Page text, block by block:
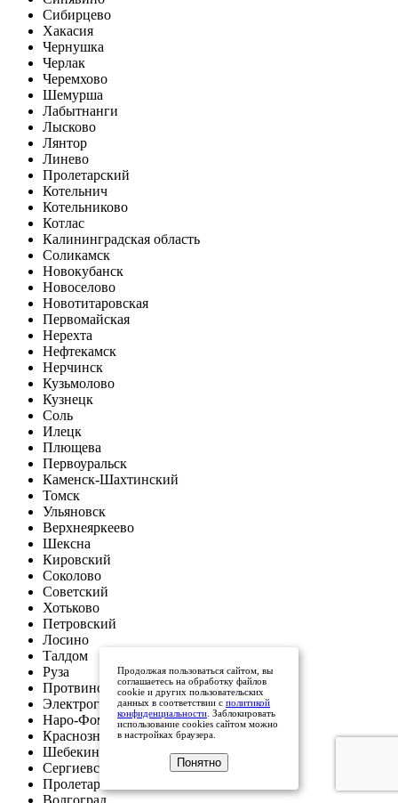
Сибирцево
Хакасия
Чернушка
Черлак
Черемхово
Шемурша
Лабытнанги
Лысково
Лянтор
Линево
Пролетарский
Котельнич
Котельниково
Котлас
Калининградская область
Соликамск
Новокубанск
Новоселово
Новотитаровская
Первомайская
Нерехта
Нефтекамск
Нерчинск
Кузьмолово
Кузнецк
Соль
Илецк
Плющева
Первоуральск
Каменск-Шахтинский
Томск
Ульяновск
Верхнеяркеево
Шексна
Кировский
Соколово
Советский
Хотьково
Петровский
Лосино
Талдом
Руза
Протвино
Электрогорск
Наро-Фоминск
Краснознаменск
Шебекино
Сергиевск
Пролетарская
Продолжая пользоваться сайтом, вы
соглашаетесь на обработку файлов
cookie и других пользовательских
данных в соответствии с политикой
конфиденциальности . Заблокировать
использование cookies сайтом можно
в настройках браузера.
Понятно